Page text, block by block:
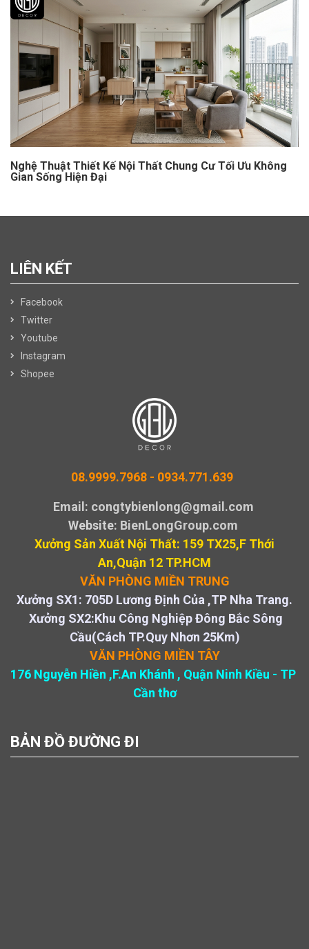
Nghệ Thuật Thiết Kế Nội Thất Chung Cư Tối Ưu Không
Gian Sống Hiện Đại
LIÊN KẾT
Facebook
Twitter
Youtube
Instagram
Shopee
08.9999.7968 - 0934.771.639
Email: congtybienlong@gmail.com
Website: BienLongGroup.com
Xưởng Sản Xuất Nội Thất: 159 TX25,F Thới
An,Quận 12 TP.HCM
VĂN PHÒNG MIỀN TRUNG
Xưởng SX1: 705D Lương Định Của ,TP Nha Trang.
Xưởng SX2:Khu Công Nghiệp Đông Bắc Sông
Cầu(Cách TP.Quy Nhơn 25Km)
VĂN PHÒNG MIỀN TÂY
176 Nguyễn Hiền ,F.An Khánh , Quận Ninh Kiều - TP
Cần thơ
BẢN ĐỒ ĐƯỜNG ĐI